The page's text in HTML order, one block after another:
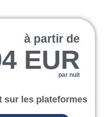
à partir de
EUR
par nuit
sur les plateformes